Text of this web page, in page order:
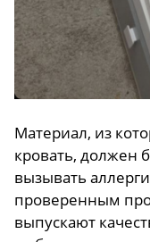
Материал, из
кровать, должен
вызывать
проверенным
выпускают